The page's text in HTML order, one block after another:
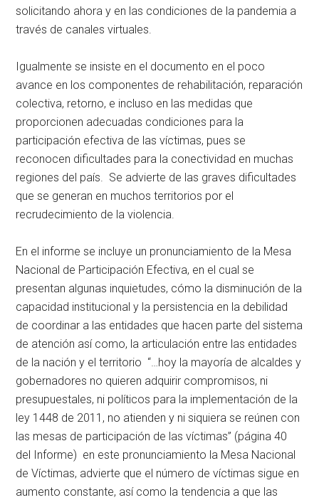
solicitando ahora y en las condiciones de la pandemia a
través de canales virtuales.
Igualmente se insiste en el documento en el poco
avance en los componentes de rehabilitación, reparación
colectiva, retorno, e incluso en las medidas que
proporcionen adecuadas condiciones para la
participación efectiva de las víctimas, pues se
reconocen dificultades para la conectividad en muchas
regiones del país. Se advierte de las graves dificultades
que se generan en muchos territorios por el
recrudecimiento de la violencia.
En el informe se incluye un pronunciamiento de la Mesa
Nacional de Participación Efectiva, en el cual se
presentan algunas inquietudes, cómo la disminución de la
capacidad institucional y la persistencia en la debilidad
de coordinar a las entidades que hacen parte del sistema
de atención así como, la articulación entre las entidades
de la nación y el territorio “…hoy la mayoría de alcaldes y
gobernadores no quieren adquirir compromisos, ni
presupuestales, ni políticos para la implementación de la
ley 1448 de 2011, no atienden y ni siquiera se reúnen con
las mesas de participación de las víctimas” (página 40
del Informe) en este pronunciamiento la Mesa Nacional
de Víctimas, advierte que el número de víctimas sigue en
aumento constante, así como la tendencia a que las